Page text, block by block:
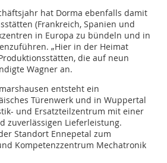
hat Dorma ebenfalls damit
(Frankreich, Spanien und
in Europa zu bündeln und in
„Hier in der Heimat
die auf neun
Wagner an.
entsteht ein
Türenwerk und in Wuppertal
und Ersatzteilzentrum mit einer
zuverlässigen Lieferleistung.
Standort Ennepetal zum
Kompetenzzentrum Mechatronik